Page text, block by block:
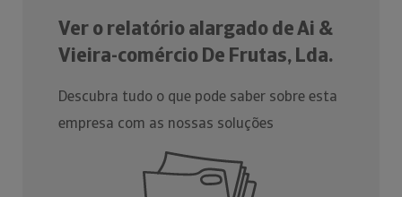
Ver o relatório alargado de Ai &
Vieira-comércio De Frutas, Lda.
Descubra tudo o que pode saber sobre esta
empresa com as nossas soluções